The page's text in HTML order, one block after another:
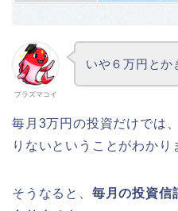
プラズマコイ
いや６万円とか
毎月3万円の投資だけでは
りないということがわかり
そうなると、 毎月の投資信